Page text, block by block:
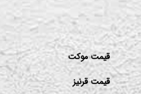
قیمت موکت
قیمت قرنیز